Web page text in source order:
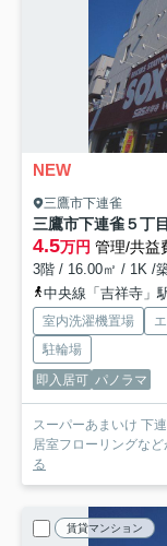
NEW
三鷹市下連雀
三鷹市下連雀５丁
4.5万円 管理/共益
3階 / 16.00㎡ / 1K /
中央線「吉祥寺」
室内洗濯機置場
駐輪場
即入居可 パノラマ
スーパーあまいけ 下
居室フローリングな
る
賃貸マンション